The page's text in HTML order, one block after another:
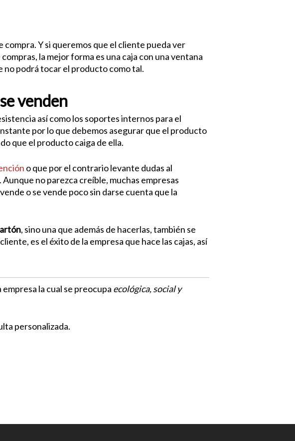
compra. Y si queremos que el cliente pueda ver
la mejor forma es una caja con una ventana
podrá tocar el producto como tal.
venden
así como los soportes internos para el
por lo que debemos asegurar que el producto
que el producto caiga de ella.
o que por el contrario levante dudas al
no parezca creíble, muchas empresas
o se vende poco sin darse cuenta que la
, sino una que además de hacerlas, también se
es el éxito de la empresa que hace las cajas, así
la cual se preocupa ecológica, social y
personalizada.